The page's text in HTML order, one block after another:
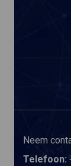
Neem
Telefoon: